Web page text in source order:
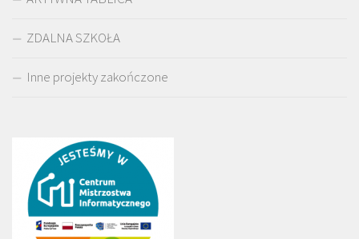
ZDALNA SZKOŁA
Inne projekty zakończone